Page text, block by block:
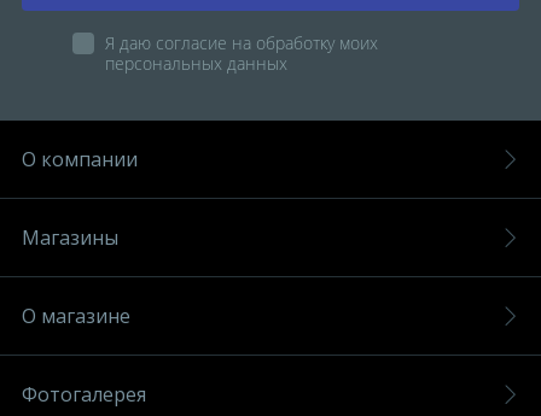
Я даю согласие на обработку моих
персональных данных
О компании
Магазины
О магазине
Фотогалерея